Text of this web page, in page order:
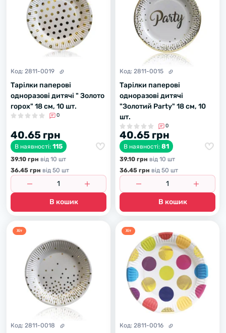
Код: 2811-0019
Тарілки паперові
одноразові дитячі " Золото
горох" 18 см, 10 шт.
0
40.65 грн
В наявності: 115
39.10 грн вiд 10 шт
36.45 грн вiд 50 шт
В кошик
Код: 2811-0015
Тарілки паперові
одноразові дитячі
"Золотий Party" 18 см, 10
шт.
0
40.65 грн
В наявності: 81
39.10 грн вiд 10 шт
36.45 грн вiд 50 шт
В кошик
Хiт
Код: 2811-0018
Хiт
Код: 2811-0016